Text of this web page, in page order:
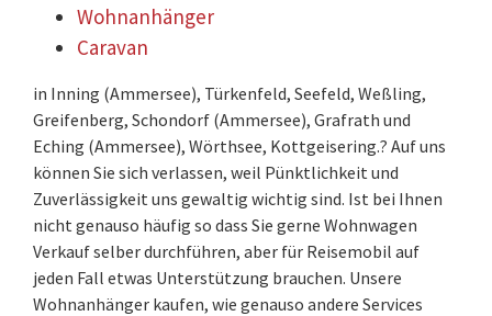
Wohnanhänger
Caravan
in Inning (Ammersee), Türkenfeld, Seefeld, Weßling,
Greifenberg, Schondorf (Ammersee), Grafrath und
Eching (Ammersee), Wörthsee, Kottgeisering.? Auf uns
können Sie sich verlassen, weil Pünktlichkeit und
Zuverlässigkeit uns gewaltig wichtig sind. Ist bei Ihnen
nicht genauso häufig so dass Sie gerne Wohnwagen
Verkauf selber durchführen, aber für Reisemobil auf
jeden Fall etwas Unterstützung brauchen. Unsere
Wohnanhänger kaufen, wie genauso andere Services